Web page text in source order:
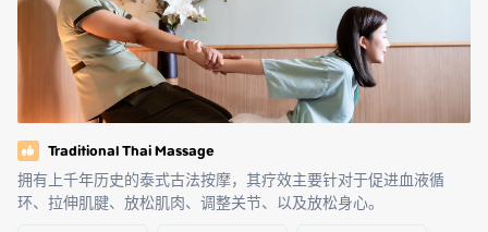
Traditional Thai Massage
拥有上千年历史的泰式古法按摩，其疗效主要针对于促进血液循
环、拉伸肌腱、放松肌肉、调整关节、以及放松身心。